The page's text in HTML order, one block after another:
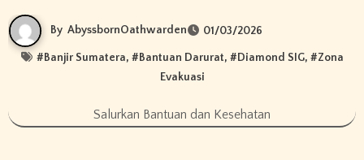
By AbyssbornOathwarden 01/03/2026
#Banjir Sumatera, #Bantuan Darurat, #Diamond SIG, #Zona
Evakuasi
Salurkan Bantuan dan Kesehatan